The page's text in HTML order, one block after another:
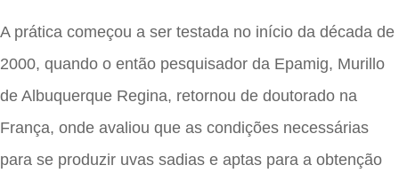
A prática começou a ser testada no início da década de
2000, quando o então pesquisador da Epamig, Murillo
de Albuquerque Regina, retornou de doutorado na
França, onde avaliou que as condições necessárias
para se produzir uvas sadias e aptas para a obtenção